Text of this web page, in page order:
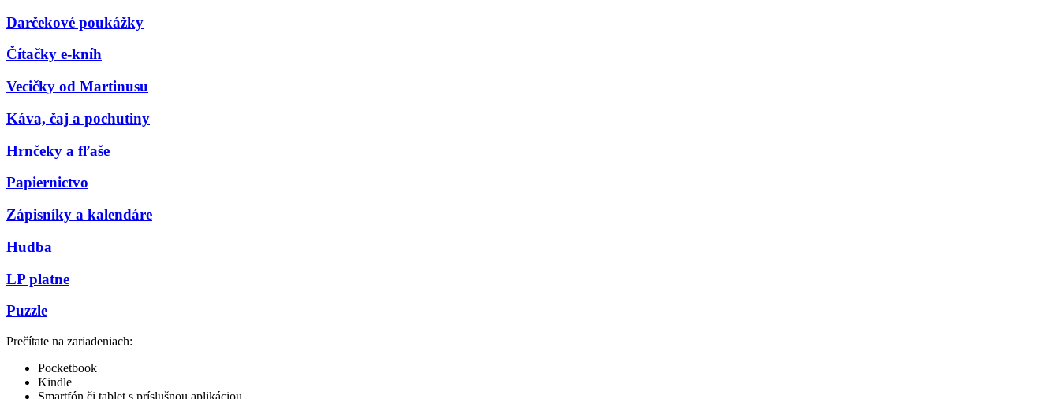
Darčekové poukážky
Čítačky e-kníh
Vecičky od Martinusu
Káva, čaj a pochutiny
Hrnčeky a fľaše
Papiernictvo
Zápisníky a kalendáre
Hudba
LP platne
Puzzle
Prečítate na zariadeniach:
Pocketbook
Kindle
Smartfón či tablet s príslušnou aplikáciou